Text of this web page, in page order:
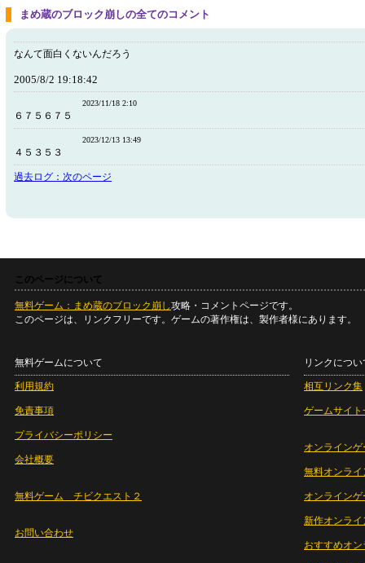
まめ蔵のブロック崩しの全てのコメント
なんて面白くないんだろう
2005/8/2 19:18:42
2023/11/18 2:10
６７５６７５
2023/12/13 13:49
４５３５３
過去ログ：次のページ
このページについて
無料ゲーム：まめ蔵のブロック崩し攻略・コメントページです。
このページは、リンクフリーです。ゲームの著作権は、製作者様にあります。
無料ゲームについて
利用規約
免責事項
プライバシーポリシー
会社概要
無料ゲーム チビクエスト２
お問い合わせ
リンクについ
相互リンク集
ゲームサイト
オンラインゲ
無料オンライ
オンライン
新作オンライ
おすすめオ